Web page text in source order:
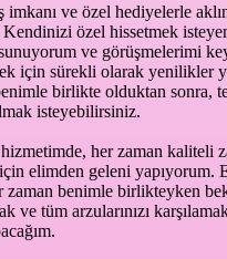
imkanı ve özel hediyelerle
özel hissetmek
ve görüşmelerimi
için sürekli olarak yenilikler
birlikte olduktan sonra,
isteyebilirsiniz.
her zaman kaliteli
elimden geleni yapıyorum.
zaman benimle birlikteyken
ve tüm arzularınızı